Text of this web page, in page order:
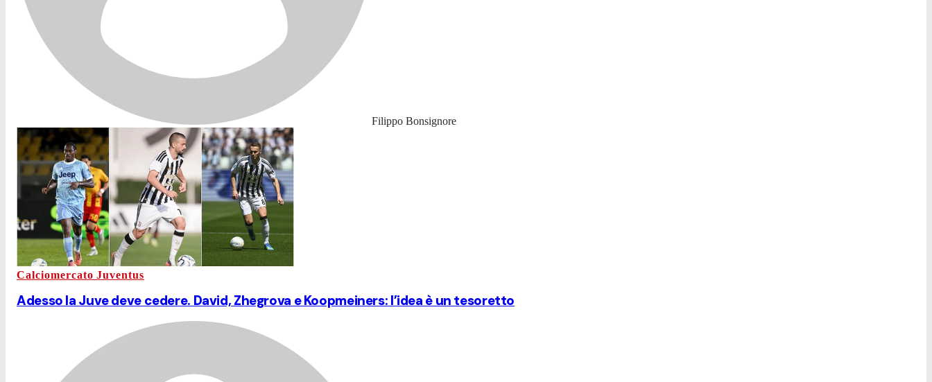
Filippo Bonsignore
Calciomercato Juventus
Adesso la Juve deve cedere. David, Zhegrova e Koopmeiners: l’idea è un tesoretto